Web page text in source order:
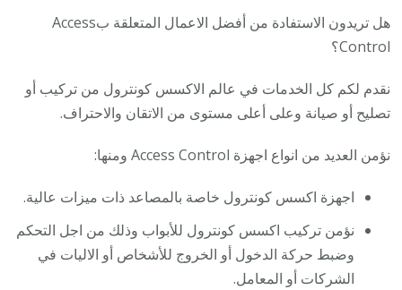
هل تريدون الاستفادة من أفضل الاعمال المتعلقة بAccess
Control؟
نقدم لكم كل الخدمات في عالم الاكسس كونترول من تركيب أو
تصليح أو صيانة وعلى أعلى مستوى من الاتقان والاحتراف.
نؤمن العديد من انواع اجهزة Access Control ومنها:
اجهزة اكسس كونترول خاصة بالمصاعد ذات ميزات عالية.
نؤمن تركيب اكسس كونترول للأبواب وذلك من اجل التحكم
وضبط حركة الدخول أو الخروج للأشخاص أو الاليات في
الشركات أو المعامل.